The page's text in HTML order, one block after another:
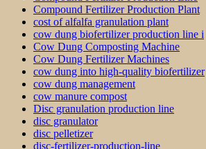
Compound Fertilizer Production Plant
cost of alfalfa granulation plant
cow dung biofertilizer production line i
Cow Dung Composting Machine
Cow Dung Fertilizer Machines
cow dung into high-quality biofertilizer
cow dung management
cow manure compost
Disc granulation production line
disc granulator
disc pelletizer
disc-fertilizer-production-line